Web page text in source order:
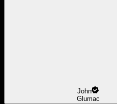
John
Glumac